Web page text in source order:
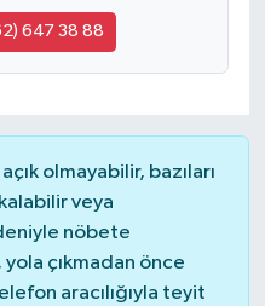
647 38 88
olmayabilir, bazıları
veya
nöbete
çıkmadan önce
aracılığıyla teyit